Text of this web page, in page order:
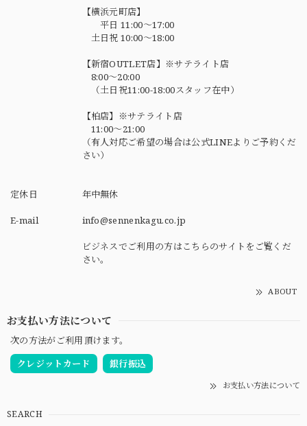
【横浜元町店】
平日 11:00～17:00
土日祝 10:00～18:00
【新宿OUTLET店】※サテライト店
8:00～20:00
（土日祝11:00-18:00スタッフ在中）
【柏店】※サテライト店
11:00～21:00
（有人対応ご希望の場合は公式LINEよりご予約くだ
さい）
定休日 年中無休
E-mail info@sennenkagu.co.jp
ビジネスでご利用の方はこちらのサイトをご覧くだ
さい。
ABOUT
お支払い方法について
次の方法がご利用頂けます。
クレジットカード
銀行振込
お支払い方法について
SEARCH